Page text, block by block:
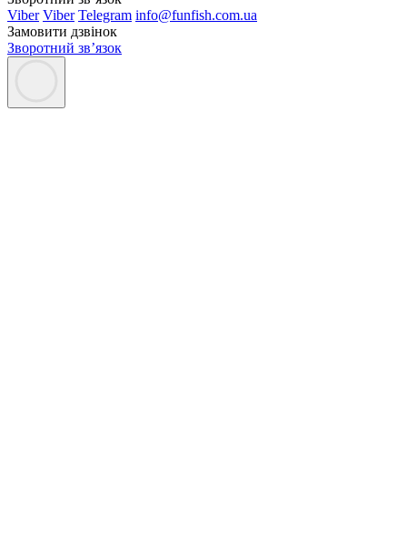
Viber Viber Telegram info@funfish.com.ua
Замовити дзвінок
Зворотний зв’язок